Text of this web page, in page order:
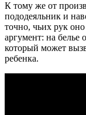
К тому же от
пододеяльник и
точно, чьих рук
аргумент: на белье
который может
ребенка.